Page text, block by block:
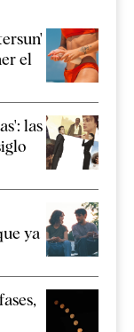
el
las
ya